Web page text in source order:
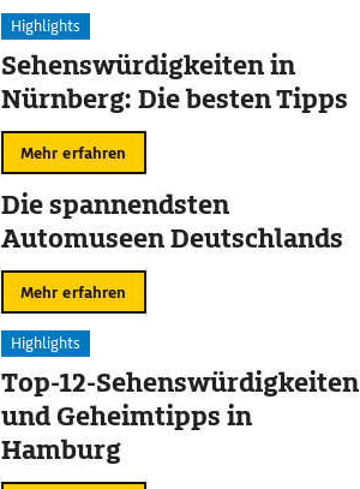
Highlights
Sehenswürdigkeiten in
Nürnberg: Die besten Tipps
Mehr erfahren
Die spannendsten
Automuseen Deutschlands
Mehr erfahren
Highlights
Top-12-Sehenswürdigkeiten
und Geheimtipps in
Hamburg